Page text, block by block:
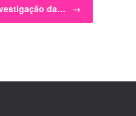
da… →